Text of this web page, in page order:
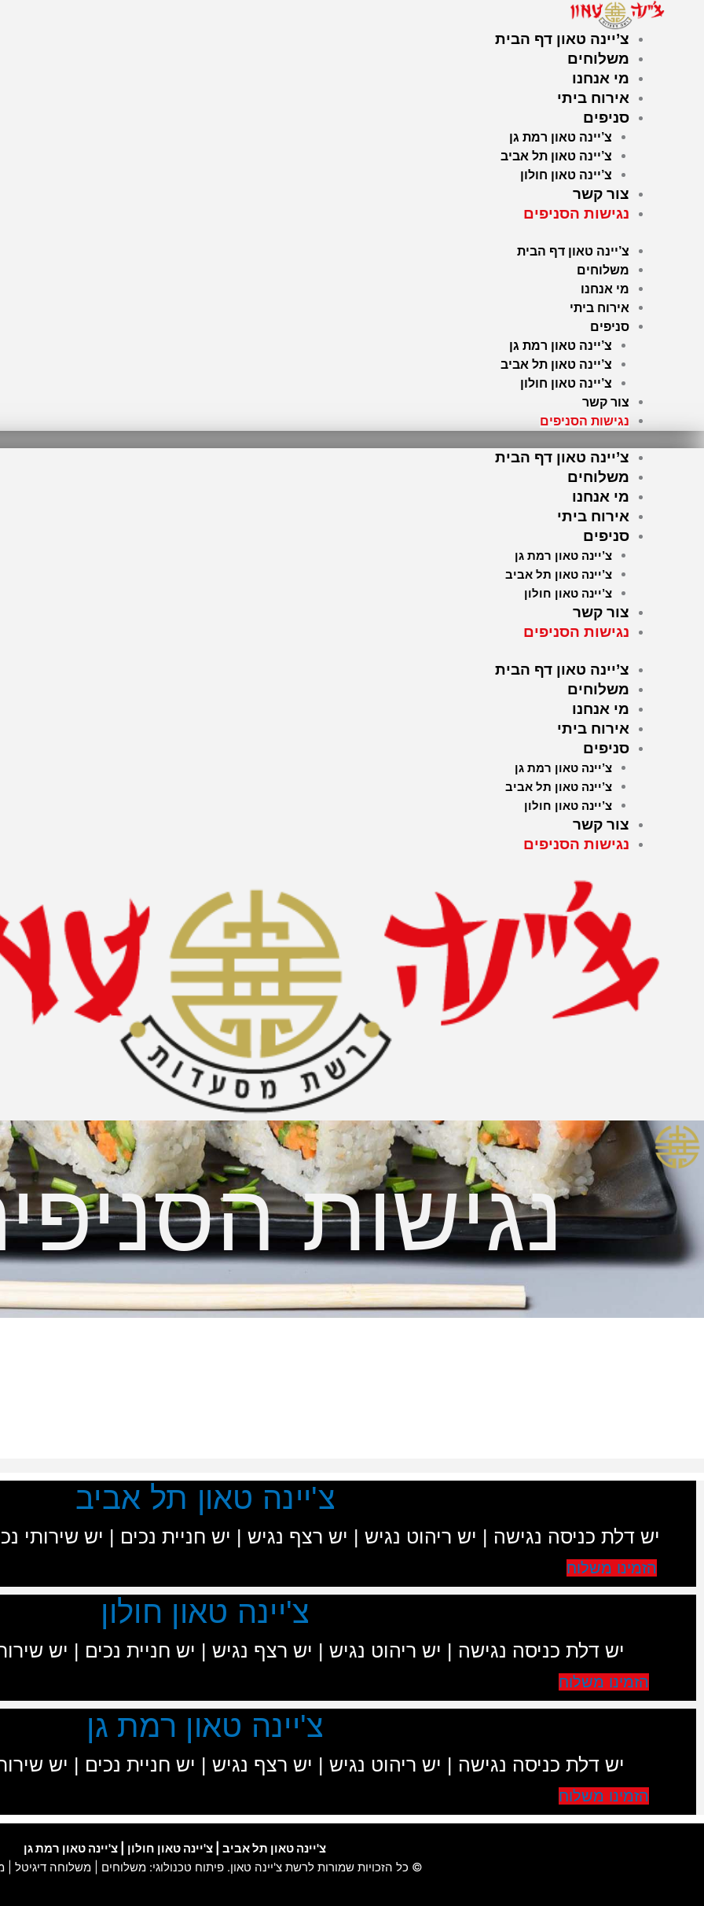
צ’יינה טאון דף הבית
משלוחים
מי אנחנו
אירוח ביתי
סניפים
צ’יינה טאון רמת גן
צ’יינה טאון תל אביב
צ’יינה טאון חולון
צור קשר
נגישות הסניפים
צ’יינה טאון דף הבית
משלוחים
מי אנחנו
אירוח ביתי
סניפים
צ’יינה טאון רמת גן
צ’יינה טאון תל אביב
צ’יינה טאון חולון
צור קשר
נגישות הסניפים
צ’יינה טאון דף הבית
משלוחים
מי אנחנו
אירוח ביתי
סניפים
צ’יינה טאון רמת גן
צ’יינה טאון תל אביב
צ’יינה טאון חולון
צור קשר
נגישות הסניפים
צ’יינה טאון דף הבית
משלוחים
מי אנחנו
אירוח ביתי
סניפים
צ’יינה טאון רמת גן
צ’יינה טאון תל אביב
צ’יינה טאון חולון
צור קשר
נגישות הסניפים
נגישות
צ'יינה טאון תל אביב
יש דלת כניסה נגישה | יש ריהוט נגיש | יש רצף נגיש | יש חניית נכים | יש שירותי
הזמינו משלוח
צ'יינה טאון חולון
יש דלת כניסה נגישה | יש ריהוט נגיש | יש רצף נגיש | יש חניית נכים | יש
הזמינו משלוח
צ'יינה טאון רמת גן
יש דלת כניסה נגישה | יש ריהוט נגיש | יש רצף נגיש | יש חניית נכים | יש
הזמינו משלוח
צ'יינה טאון תל אביב צ'יינה טאון חולון
צ'יינה טאון רמת גן
© כל הזכויות שמורות לרשתצ'יינה טאון. פיתוח טכנולוגי:משלוחים |משלוחה דיגיטל |